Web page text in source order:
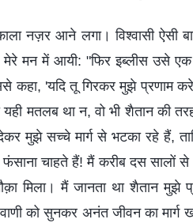
नज़र आने लगा। विश्वासी ऐसी
मेरे मन में आयी: "फिर इब्लीस उसे
कहा, 'यदि तू गिरकर मुझे प्रणाम
यही मतलब था न, वो भी शैतान की
मुझे सच्चे मार्ग से भटका रहे हैं,
चाहते हैं! मैं करीब दस सालों से
मिला। मैं जानता था शैतान मुझे
को सुनकर अनंत जीवन का मार्ग